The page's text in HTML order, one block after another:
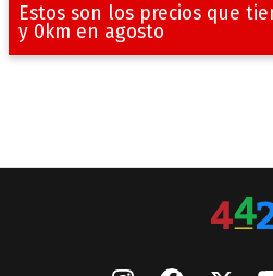
Estos son los precios que
y 0km en agosto